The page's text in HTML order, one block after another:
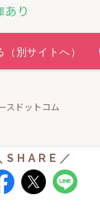
あり
スドットコム